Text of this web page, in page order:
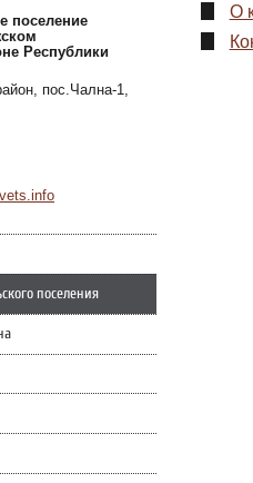
поселение
Республики
пос.Чална-1,
поселения
О